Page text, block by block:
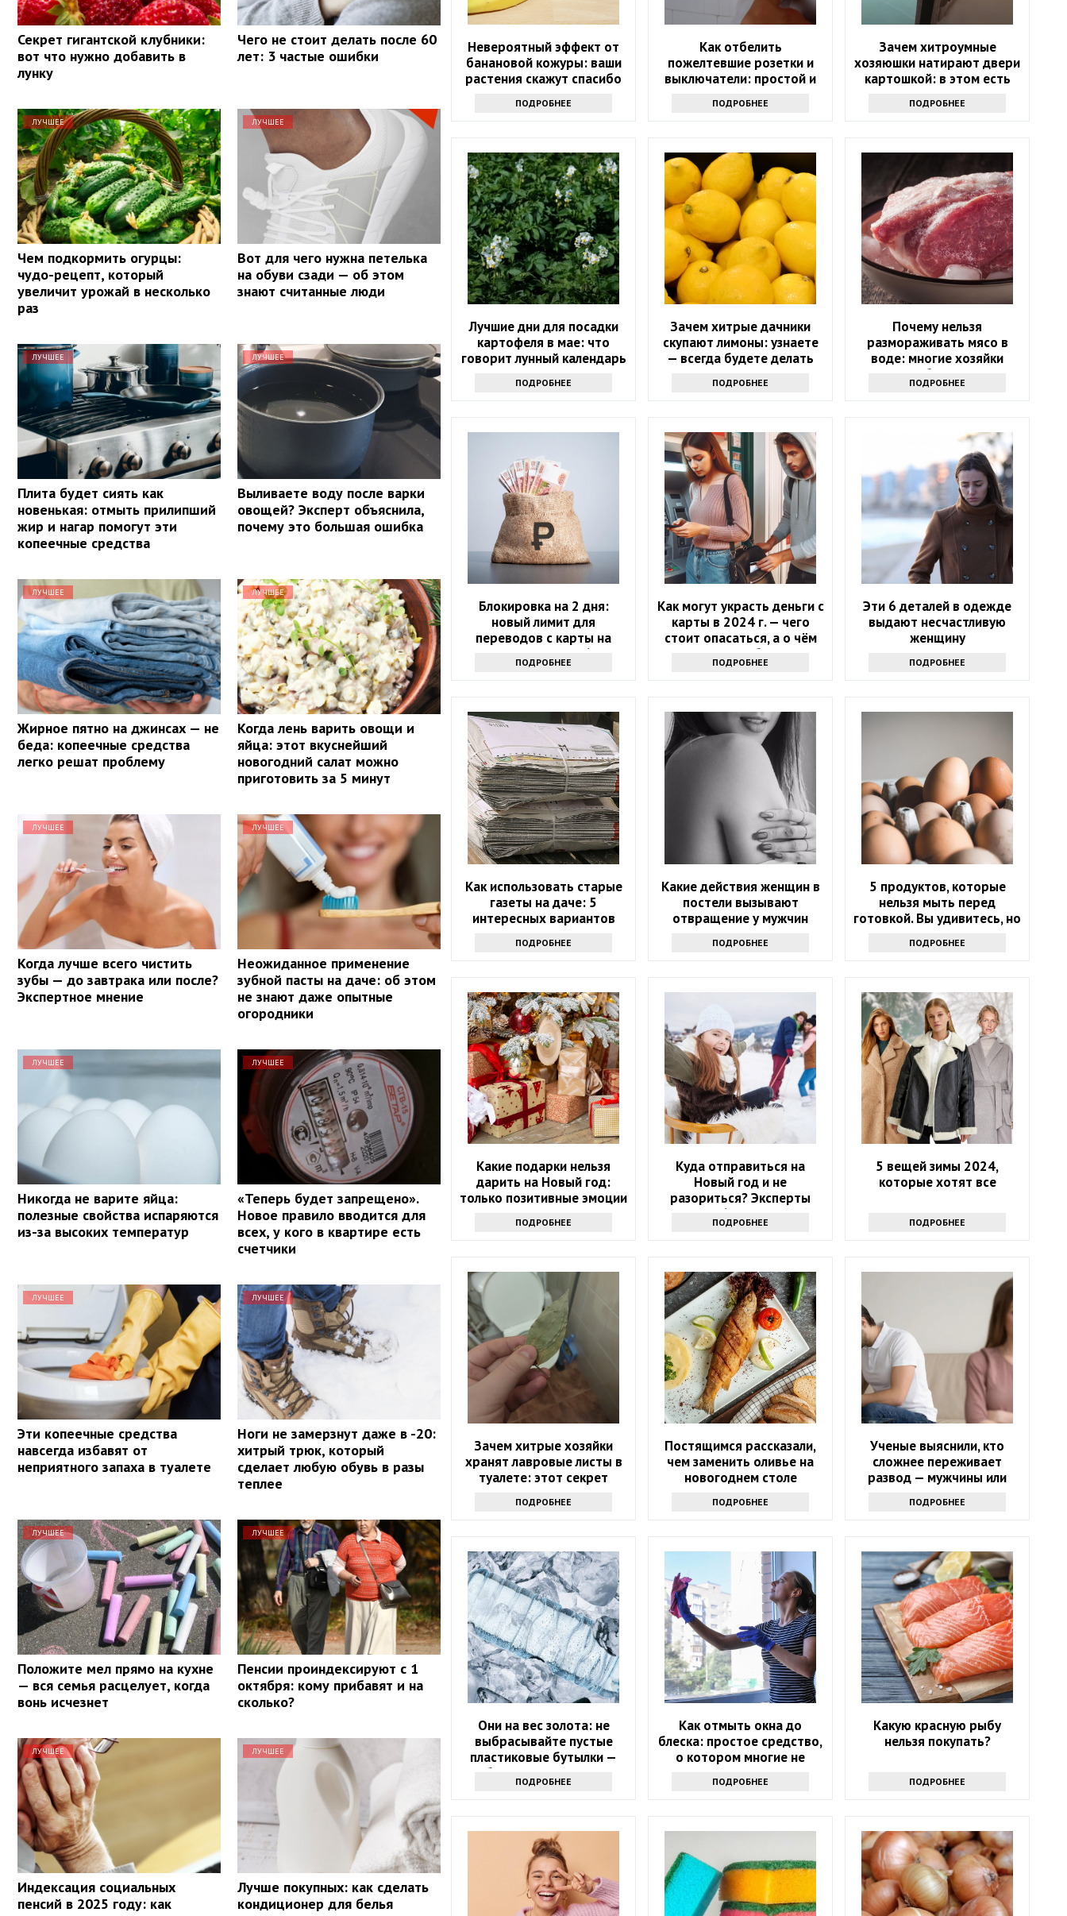
Секрет гигантской клубники:
вот что нужно добавить в
лунку
Чего не стоит делать после 60
лет: 3 частые ошибки
ЛУЧШЕЕ
Чем подкормить огурцы:
чудо-рецепт, который
увеличит урожай в несколько
раз
ЛУЧШЕЕ
Вот для чего нужна петелька
на обуви сзади — об этом
знают считанные люди
ЛУЧШЕЕ
Плита будет сиять как
новенькая: отмыть прилипший
жир и нагар помогут эти
копеечные средства
ЛУЧШЕЕ
Выливаете воду после варки
овощей? Эксперт объяснила,
почему это большая ошибка
ЛУЧШЕЕ
Жирное пятно на джинсах — не
беда: копеечные средства
легко решат проблему
ЛУЧШЕЕ
Когда лень варить овощи и
яйца: этот вкуснейший
новогодний салат можно
приготовить за 5 минут
ЛУЧШЕЕ
Когда лучше всего чистить
зубы — до завтрака или после?
Экспертное мнение
ЛУЧШЕЕ
Неожиданное применение
зубной пасты на даче: об этом
не знают даже опытные
огородники
ЛУЧШЕЕ
Никогда не варите яйца:
полезные свойства испаряются
из-за высоких температур
ЛУЧШЕЕ
«Теперь будет запрещено».
Новое правило вводится для
всех, у кого в квартире есть
счетчики
ЛУЧШЕЕ
Эти копеечные средства
навсегда избавят от
неприятного запаха в туалете
ЛУЧШЕЕ
Ноги не замерзнут даже в -20:
хитрый трюк, который
сделает любую обувь в разы
теплее
ЛУЧШЕЕ
Положите мел прямо на кухне
— вся семья расцелует, когда
вонь исчезнет
ЛУЧШЕЕ
Пенсии проиндексируют с 1
октября: кому прибавят и на
сколько?
ЛУЧШЕЕ
Индексация социальных
пенсий в 2025 году: как
ЛУЧШЕЕ
Лучше покупных: как сделать
кондиционер для белья
Невероятный эффект от
банановой кожуры: ваши
растения скажут спасибо
ПОДРОБНЕЕ
Как отбелить
пожелтевшие розетки и
выключатели: простой и
недорогой вариант
ПОДРОБНЕЕ
Зачем хитроумные
хозяюшки натирают двери
картошкой: в этом есть
ПОДРОБНЕЕ
Лучшие дни для посадки
картофеля в мае: что
говорит лунный календарь
ПОДРОБНЕЕ
Зачем хитрые дачники
скупают лимоны: узнаете
— всегда будете делать
ПОДРОБНЕЕ
Почему нельзя
размораживать мясо в
воде: многие хозяйки
впервые об этом слышат
ПОДРОБНЕЕ
Блокировка на 2 дня:
новый лимит для
переводов с карты на
карту вводят с 2026 года
ПОДРОБНЕЕ
Как могут украсть деньги с
карты в 2024 г. — чего
стоит опасаться, а о чём
можно забыть
ПОДРОБНЕЕ
Эти 6 деталей в одежде
выдают несчастливую
женщину
ПОДРОБНЕЕ
Как использовать старые
газеты на даче: 5
интересных вариантов
ПОДРОБНЕЕ
Какие действия женщин в
постели вызывают
отвращение у мужчин
ПОДРОБНЕЕ
5 продуктов, которые
нельзя мыть перед
готовкой. Вы удивитесь, но
ПОДРОБНЕЕ
Какие подарки нельзя
дарить на Новый год:
только позитивные эмоции
ПОДРОБНЕЕ
Куда отправиться на
Новый год и не
разориться? Эксперты
назвали 6 направлений
ПОДРОБНЕЕ
5 вещей зимы 2024,
которые хотят все
ПОДРОБНЕЕ
Зачем хитрые хозяйки
хранят лавровые листы в
туалете: этот секрет
ПОДРОБНЕЕ
Постящимся рассказали,
чем заменить оливье на
новогоднем столе
ПОДРОБНЕЕ
Ученые выяснили, кто
сложнее переживает
развод — мужчины или
ПОДРОБНЕЕ
Они на вес золота: не
выбрасывайте пустые
пластиковые бутылки —
обалдеете, зачем они
нужны
ПОДРОБНЕЕ
Как отмыть окна до
блеска: простое средство,
о котором многие не
ПОДРОБНЕЕ
Какую красную рыбу
нельзя покупать?
ПОДРОБНЕЕ